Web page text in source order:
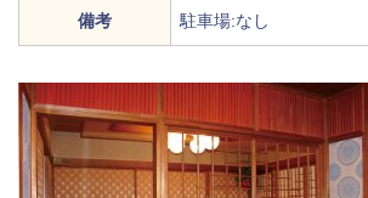
備考 駐車場:なし